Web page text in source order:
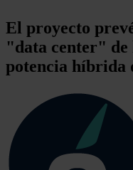
El proyecto
"data center" de
potencia híbrida